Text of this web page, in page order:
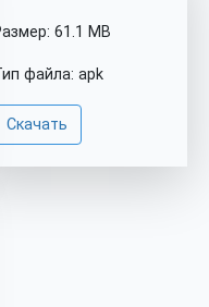
61.1 MB
файла: apk
Скачать